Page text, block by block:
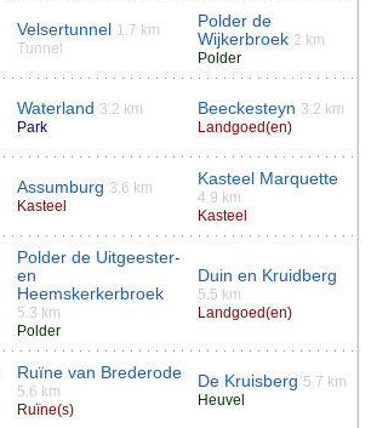
Velsertunnel
1.7 km
Tunnel
Polder de
Wijkerbroek 2 km
Polder
Waterland 3.2 km
Park
Beeckesteyn 3.2 km
Landgoed(en)
Assumburg 3.6 km
Kasteel
Kasteel Marquette
4.9 km
Kasteel
Polder de Uitgeester-
en
Heemskerkerbroek
5.3 km
Polder
Duin en Kruidberg
5.5 km
Landgoed(en)
Ruïne van Brederode
5.6 km
Ruïne(s)
De Kruisberg 5.7 km
Heuvel